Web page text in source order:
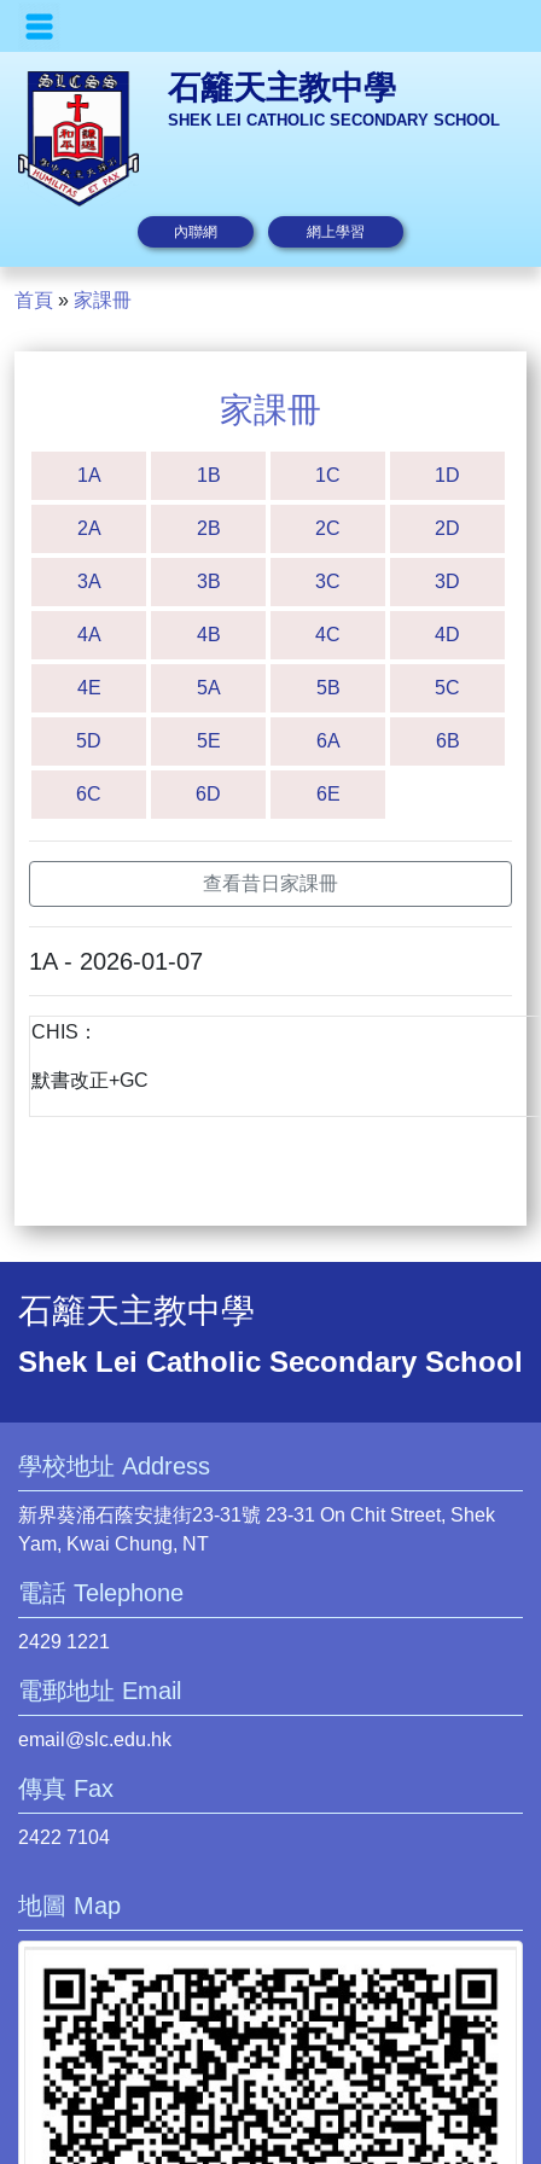
石籬天主教中學
SHEK LEI CATHOLIC SECONDARY SCHOOL
內聯網 網上學習
首頁 » 家課冊
家課冊
1A 1B 1C 1D
2A 2B 2C 2D
3A 3B 3C 3D
4A 4B 4C 4D
4E 5A 5B 5C
5D 5E 6A 6B
6C 6D 6E
查看昔日家課冊
1A - 2026-01-07
CHIS：
默書改正+GC
石籬天主教中學
Shek Lei Catholic Secondary School
學校地址 Address
新界葵涌石蔭安捷街23-31號 23-31 On Chit Street, Shek
Yam, Kwai Chung, NT
電話 Telephone
2429 1221
電郵地址 Email
email@slc.edu.hk
傳真 Fax
2422 7104
地圖 Map